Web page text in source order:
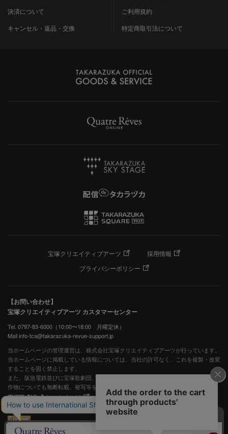
決済について
キャンセル・返品・交換
ご利用規約
特定商取引法について
宝塚クリエイティブアーツ
採用情報
プライバシーポリシー
【お問い合わせ】
宝塚クリエイティブアーツ カスタマーセンター
Tel. 0797-83-6000（10:00〜18:00 月曜定休）
Mail info-tca@takarazuka-revue-support.jp
当ホームページの管理運営は、株式会社宝塚クリエイティブアーツが行っています。
当ホームページに掲載している情報については、当社の許可なく、これを複製・改変
することを固く禁止します。
また、阪急電鉄並びに宝塚歌劇団、宝塚クリエイティブアーツの出版物ほか写真等著
作物についても無断転載、複写等を禁じます。
宝塚歌劇公式ホームページ
JASRAC許諾番号：S0507081515
JASRAC許諾番号：9009941002Y45040